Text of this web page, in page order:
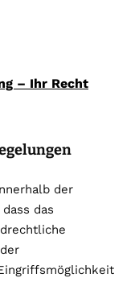
– Ihr Recht
der
das